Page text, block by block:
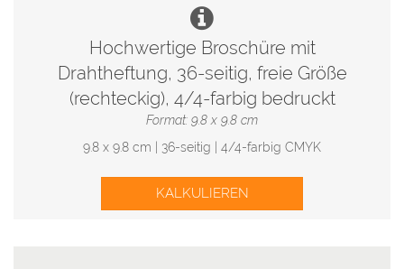
Hochwertige Broschüre mit
Drahtheftung, 36-seitig, freie Größe
(rechteckig), 4/4-farbig bedruckt
Format: 9.8 x 9.8 cm
9.8 x 9.8 cm | 36-seitig | 4/4-farbig CMYK
KALKULIEREN